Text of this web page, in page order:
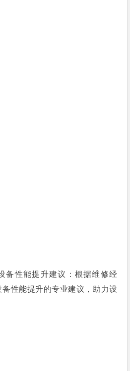
备性能提升建议：根据维修经
性能提升的专业建议，助力设